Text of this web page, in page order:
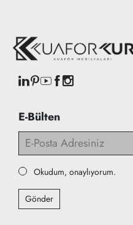
E-Bülten
Okudum, onaylıyorum.
Gönder